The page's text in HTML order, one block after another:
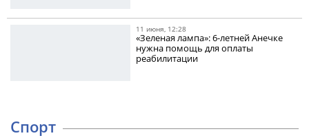
11 июня, 12:28
«Зеленая лампа»: 6-летней Анечке
нужна помощь для оплаты
реабилитации
Спорт